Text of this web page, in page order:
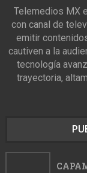
Telemedios MX
con canal de
emitir
cautiven a la
tecnología
trayectoria,